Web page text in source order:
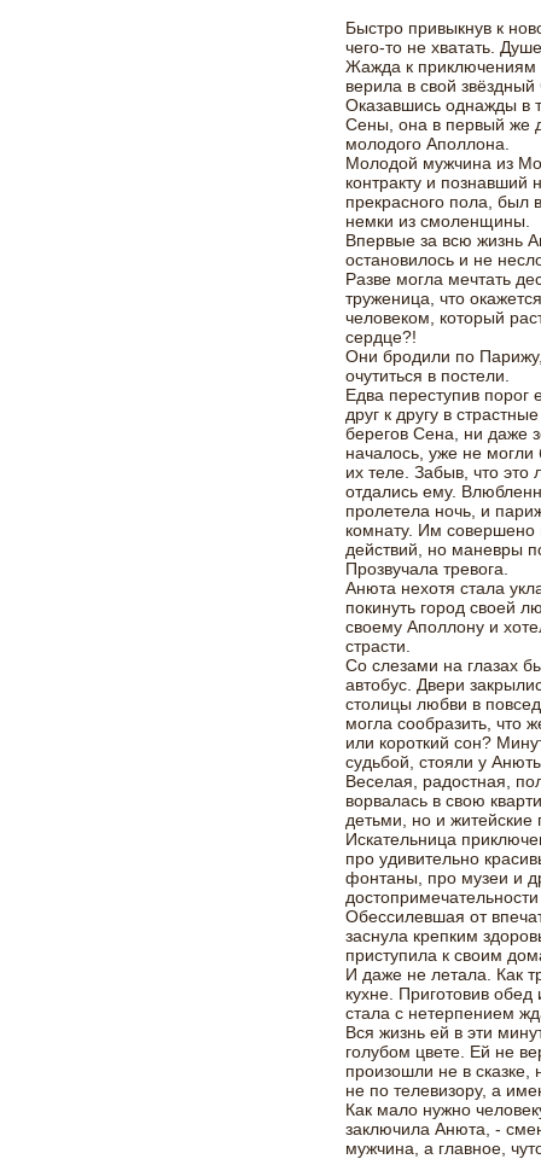
Быстро привыкнув к
чего-то не хватать.
Жажда к приключениям
верила в свой звёздный
Оказавшись однажды в
Сены, она в первый же
молодого Аполлона.
Молодой мужчина из
контракту и познавший
прекрасного пола, был
немки из смоленщины.
Впервые за всю жизнь
остановилось и не
Разве могла мечтать
труженица, что
человеком, который
сердце?!
Они бродили по
очутиться в постели.
Едва переступив порог
друг к другу в
берегов Сена, ни даже
началось, уже не могли
их теле. Забыв, что
отдались ему.
пролетела ночь, и
комнату. Им совершено
действий, но маневры
Прозвучала тревога.
Анюта нехотя стала
покинуть город своей
своему Аполлону и
страсти.
Со слезами на глазах
автобус. Двери
столицы любви в
могла сообразить, что
или короткий сон?
судьбой, стояли у
Веселая, радостная,
ворвалась в свою
детьми, но и
Искательница
про удивительно
фонтаны, про музеи и
Обессилевшая от
заснула крепким
приступила к своим
И даже не летала. Как
кухне. Приготовив
стала с нетерпением
Вся жизнь ей в эти
голубом цвете. Ей не
произошли не в
не по телевизору, а
Как мало нужно
заключила Анюта, -
мужчина, а главное,